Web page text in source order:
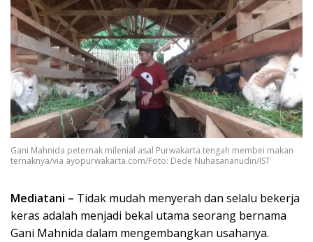
Gani Mahnida peternak milenial asal Purwakarta tengah membei makan
ternaknya/via ayopurwakarta.com/Foto: Dede Nuhasananudin/IST
Mediatani – Tidak mudah menyerah dan selalu bekerja
keras adalah menjadi bekal utama seorang bernama
Gani Mahnida dalam mengembangkan usahanya.